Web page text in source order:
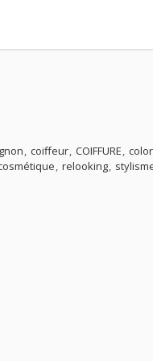
coiffeur COIFFURE
relooking